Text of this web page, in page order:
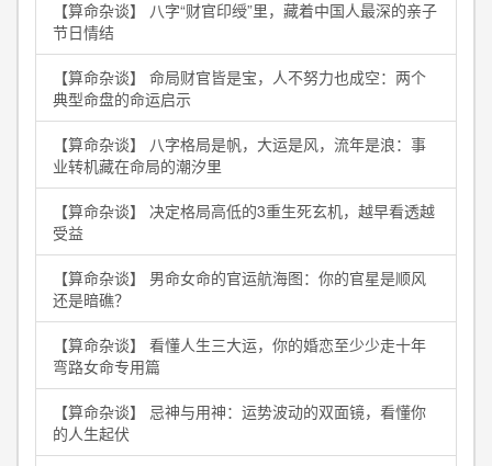
【算命杂谈】 八字“财官印绶”里，藏着中国人最深的亲子
节日情结
【算命杂谈】 命局财官皆是宝，人不努力也成空：两个
典型命盘的命运启示
【算命杂谈】 八字格局是帆，大运是风，流年是浪：事
业转机藏在命局的潮汐里
【算命杂谈】 决定格局高低的3重生死玄机，越早看透越
受益
【算命杂谈】 男命女命的官运航海图：你的官星是顺风
还是暗礁？
【算命杂谈】 看懂人生三大运，你的婚恋至少少走十年
弯路女命专用篇
【算命杂谈】 忌神与用神：运势波动的双面镜，看懂你
的人生起伏